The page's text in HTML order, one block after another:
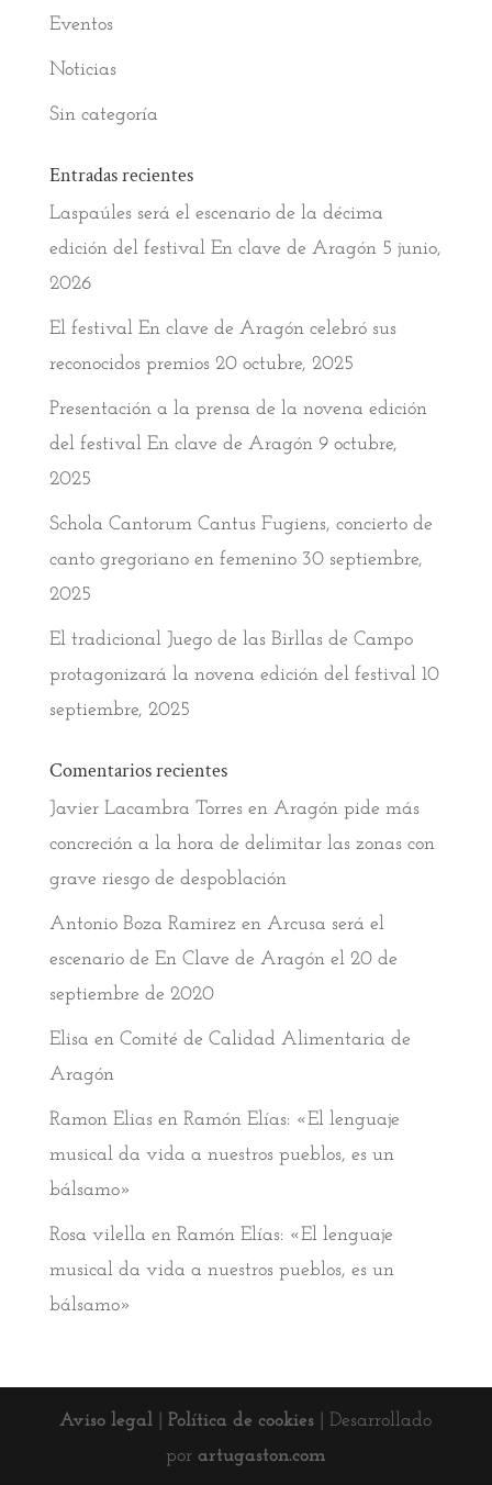
Eventos
Noticias
Sin categoría
Entradas recientes
Laspaúles será el escenario de la décima
edición del festival En clave de Aragón 5 junio,
2026
El festival En clave de Aragón celebró sus
reconocidos premios 20 octubre, 2025
Presentación a la prensa de la novena edición
del festival En clave de Aragón 9 octubre,
2025
Schola Cantorum Cantus Fugiens, concierto de
canto gregoriano en femenino 30 septiembre,
2025
El tradicional Juego de las Birllas de Campo
protagonizará la novena edición del festival 10
septiembre, 2025
Comentarios recientes
Javier Lacambra Torresen Aragón pide más
concreción a la hora de delimitar las zonas con
grave riesgo de despoblación
Antonio Boza Ramirez en Arcusa será el
escenario de En Clave de Aragón el 20 de
septiembre de 2020
Elisa en Comité de Calidad Alimentaria de
Aragón
Ramon Eliasen Ramón Elías: «El lenguaje
musical da vida a nuestros pueblos, es un
bálsamo»
Rosa vilella en Ramón Elías: «El lenguaje
musical da vida a nuestros pueblos, es un
bálsamo»
Aviso legal |Política de cookies | Desarrollado
por artugaston.com